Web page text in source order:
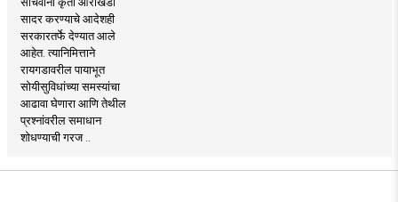
सादर करण्याचे आदेशही
सरकारतर्फे देण्यात आले
आहेत. त्यानिमित्ताने
रायगडावरील पायाभूत
सोयीसुविधांच्या समस्यांचा
आढावा घेणारा आणि तेथील
प्रश्नांवरील समाधान
शोधण्याची गरज ..